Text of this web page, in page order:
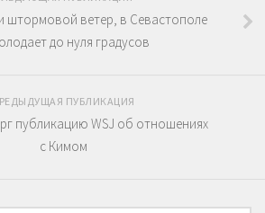
штормовой ветер, в Севастополе
до нуля градусов
ПУБЛИКАЦИЯ
публикацию WSJ об отношениях
с Кимом